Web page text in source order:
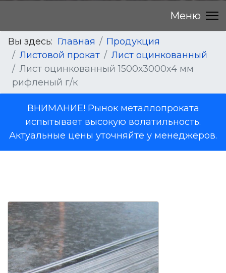
Вы здесь: Главная
Продукция
Листовой прокат
Лист оцинкованный
Лист оцинкованный 1500х3000х4 мм
рифленый г/к
ВНИМАНИЕ! Рынок металлопроката
испытывает высокую волатильность.
Актуальные цены уточняйте у менеджеров.